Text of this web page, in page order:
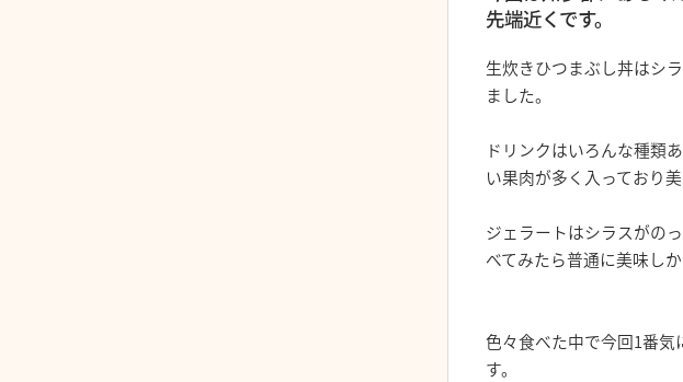
先端近くです。⁡ ⁡
生炊きひつまぶし丼はシ
ました。
ドリンクはいろんな種類
い果肉が多く入っており
ジェラートはシラスがの
べてみたら普通に美味し
色々食べた中で⁡今回1番
す。⁡⁡